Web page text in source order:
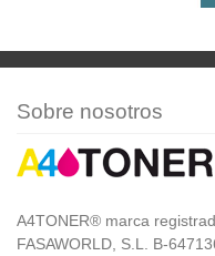
Sobre nosotros
A4TONER® marca
FASAWORLD, S.L. B-